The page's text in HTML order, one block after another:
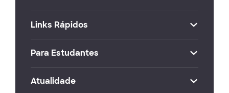
Links Rápidos
Para Estudantes
Atualidade